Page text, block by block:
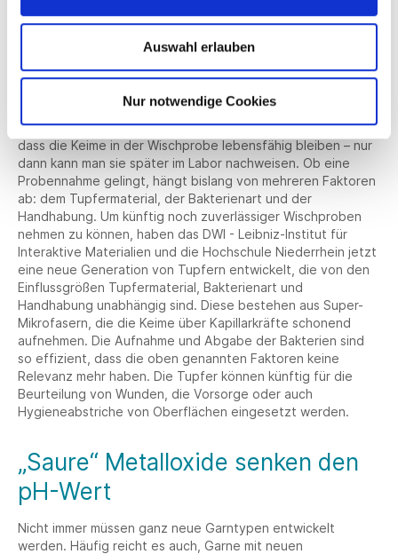
Auswahl erlauben
Nur notwendige Cookies
nachzuweisen. Patienten, die bestimmte Keime auf ihrer
Haut tragen, können dann mit speziellen Medikamenten
gezielt bekämpft werden. Gegenstände wiederum lassen
sich schnell reinigen, ehe sich die Krankheitserreger
Wischproben genommen, um die Krankheitserreger
anschließend im Labor zu bestimmen. Dabei ist es wichtig,
dass die Keime in der Wischprobe lebensfähig bleiben – nur
dann kann man sie später im Labor nachweisen. Ob eine
Probennahme gelingt, hängt bislang von mehreren Faktoren
ab: dem Tupfermaterial, der Bakterienart und der
Handhabung. Um künftig noch zuverlässiger Wischproben
nehmen zu können, haben das DWI - Leibniz-Institut für
Interaktive Materialien und die Hochschule Niederrhein jetzt
eine neue Generation von Tupfern entwickelt, die von den
Einflussgrößen Tupfermaterial, Bakterienart und
Handhabung unabhängig sind. Diese bestehen aus Super-
Mikrofasern, die die Keime über Kapillarkräfte schonend
aufnehmen. Die Aufnahme und Abgabe der Bakterien sind
so effizient, dass die oben genannten Faktoren keine
Relevanz mehr haben. Die Tupfer können künftig für die
Beurteilung von Wunden, die Vorsorge oder auch
Hygieneabstriche von Oberflächen eingesetzt werden.
„Saure“ Metalloxide senken den
pH-Wert
Nicht immer müssen ganz neue Garntypen entwickelt
werden. Häufig reicht es auch, Garne mit neuen